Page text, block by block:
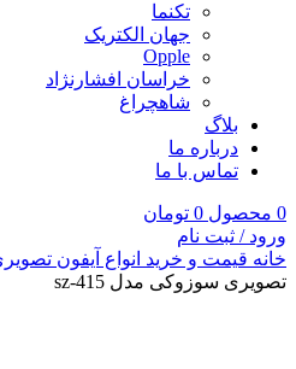
تکنما
جهان الکتریک
Opple
خراسان افشارنژاد
شاهچراغ
بلاگ
درباره ما
تماس با ما
0 محصول 0 تومان
ورود / ثبت نام
خانه قیمت و خرید انواع آیفون
تصویری سوزوکی مدل sz-415